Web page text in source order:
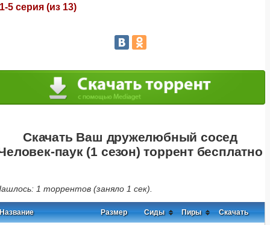
1-5 серия (из 13)
Скачать Ваш дружелюбный сосед
паук (1 сезон) торрент бесплатно
1 торрентов (заняло 1 сек).
Название Размер Сиды Пиры Скачать